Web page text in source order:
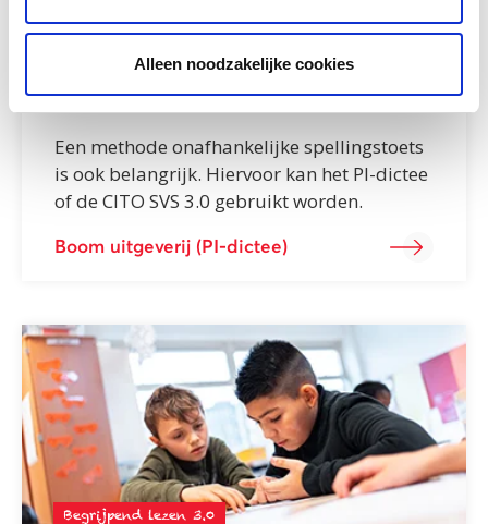
Alleen noodzakelijke cookies
PI-dictee
Spelling
Een methode onafhankelijke spellingstoets
is ook belangrijk. Hiervoor kan het PI-dictee
of de CITO SVS 3.0 gebruikt worden.
Boom uitgeverij (PI-dictee)
Begrijpend lezen 3.0